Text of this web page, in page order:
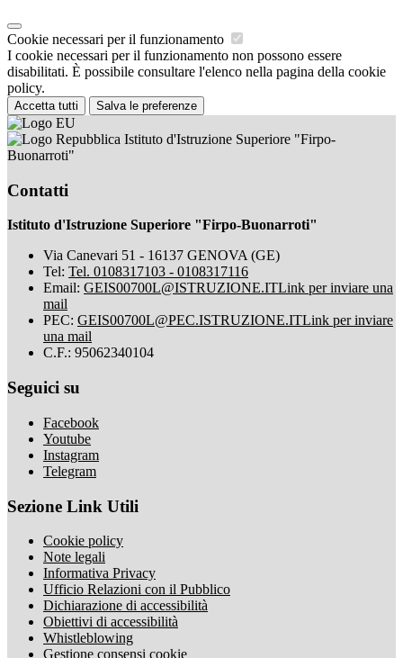
Cookie necessari per il funzionamento
I cookie necessari per il funzionamento non possono essere
disabilitati. È possibile consultare l'elenco nella pagina della cookie
policy.
Accetta tutti Salva le preferenze
Istituto d'Istruzione Superiore "Firpo-
Buonarroti"
Contatti
Istituto d'Istruzione Superiore "Firpo-Buonarroti"
Via Canevari 51 - 16137 GENOVA (GE)
Tel: Tel. 0108317103 - 0108317116
Email: GEIS00700L@ISTRUZIONE.ITLink per inviare una
mail
PEC: GEIS00700L@PEC.ISTRUZIONE.ITLink per inviare
una mail
C.F.: 95062340104
Seguici su
Facebook
Youtube
Instagram
Telegram
Sezione Link Utili
Cookie policy
Note legali
Informativa Privacy
Ufficio Relazioni con il Pubblico
Dichiarazione di accessibilità
Obiettivi di accessibilità
Whistleblowing
Gestione consensi cookie